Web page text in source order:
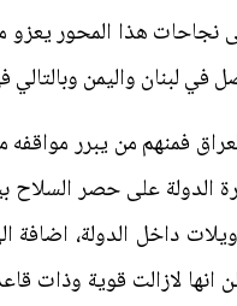
هذا المحور يعزو
في لبنان واليمن
فمنهم من يبرر
الدولة على حصر السلاح
داخل الدولة،
لازالت قوية وذات